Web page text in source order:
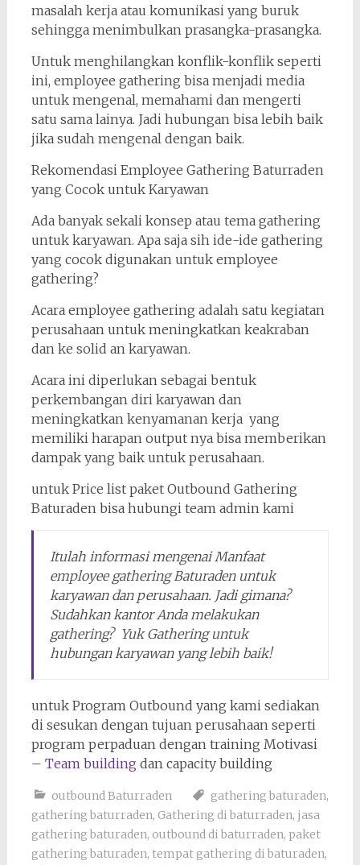
masalah kerja atau komunikasi yang buruk
sehingga menimbulkan prasangka-prasangka.
Untuk menghilangkan konflik-konflik seperti
ini, employee gathering bisa menjadi media
untuk mengenal, memahami dan mengerti
satu sama lainya. Jadi hubungan bisa lebih baik
jika sudah mengenal dengan baik.
Rekomendasi Employee Gathering Baturraden
yang Cocok untuk Karyawan
Ada banyak sekali konsep atau tema gathering
untuk karyawan. Apa saja sih ide-ide gathering
yang cocok digunakan untuk employee
gathering?
Acara employee gathering adalah satu kegiatan
perusahaan untuk meningkatkan keakraban
dan ke solid an karyawan.
Acara ini diperlukan sebagai bentuk
perkembangan diri karyawan dan
meningkatkan kenyamanan kerja yang
memiliki harapan output nya bisa memberikan
dampak yang baik untuk perusahaan.
untuk Price list paket Outbound Gathering
Baturaden bisa hubungi team admin kami
Itulah informasi mengenai Manfaat
employee gathering Baturaden untuk
karyawan dan perusahaan. Jadi gimana?
Sudahkan kantor Anda melakukan
gathering? Yuk Gathering untuk
hubungan karyawan yang lebih baik!
untuk Program Outbound yang kami sediakan
di sesukan dengan tujuan perusahaan seperti
program perpaduan dengan training Motivasi
– Team building dan capacity building
outbound Baturraden gathering baturaden,
gathering baturraden, Gathering di baturraden, jasa
gathering baturaden, outbound di baturraden, paket
gathering baturaden, tempat gathering di baturaden,